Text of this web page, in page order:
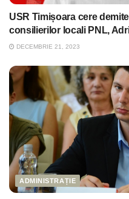
USR Timișoara cere
consilierilor locali PNL,
DECEMBRIE 21, 2023
ADMINISTRAȚIE